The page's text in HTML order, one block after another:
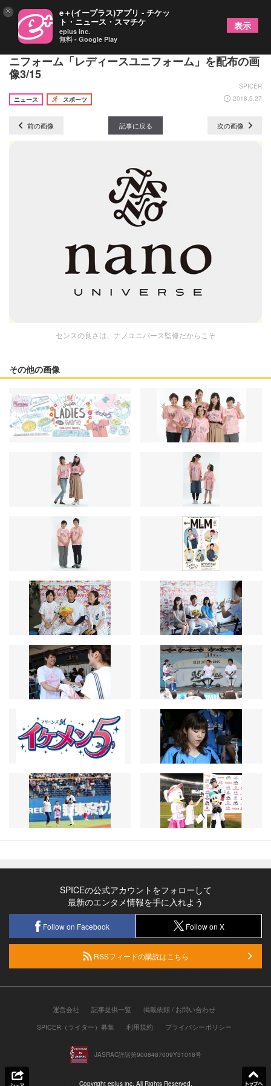
ZOZOマリンがピンクに染まる!? nano･universeユ
ニフォーム「レディースユニフォーム」を配布の画
像3/15
SPICER
ニュース
スポーツ 2018.5.27
前の画像 記事に戻る 次の画像
センスの良さは、ナノユニバース監修だからこそ
その他の画像
SPICEの公式アカウントをフォローして
最新のエンタメ情報を手に入れよう
Follow on Facebook Follow on X
RSSフィードの購読はこちら
運営会社 記事提供一覧
掲載依頼 / お問い合わせ
SPICER（ライター）募集
利用規約 プライバシーポリシー
JASRAC許諾第9008487009Y31018号
Copyright eplus inc. All Rights Reserved.
× e＋(イープラス)アプリ - チケッ
ト・ニュース・スマチケ
eplus inc.
無料 - Google Play
表示